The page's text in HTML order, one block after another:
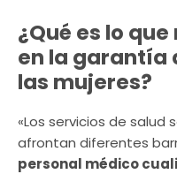
¿Qué es lo
en la garantía
las mujeres?
«Los servicios de salud
afrontan diferentes
personal médico